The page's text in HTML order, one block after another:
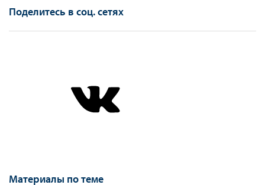
Поделитесь в соц. сетях
Материалы по теме